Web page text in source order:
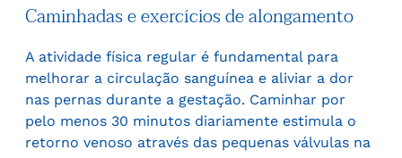
Caminhadas e exercícios de alongamento
A atividade física regular é fundamental para
melhorar a circulação sanguínea e aliviar a dor
nas pernas durante a gestação. Caminhar por
pelo menos 30 minutos diariamente estimula o
retorno venoso através das pequenas válvulas na